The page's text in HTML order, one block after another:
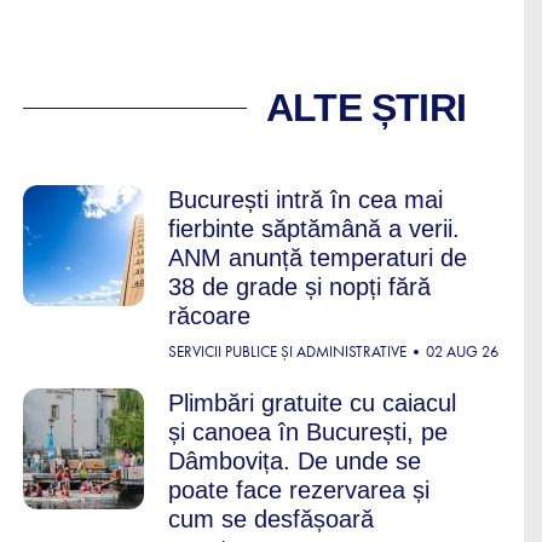
ARMENIA
ALTE ȘTIRI
București intră în cea mai
fierbinte săptămână a verii.
ANM anunță temperaturi de
38 de grade și nopți fără
răcoare
SERVICII PUBLICE ȘI ADMINISTRATIVE 02 AUG 26
Plimbări gratuite cu caiacul
și canoea în București, pe
Dâmbovița. De unde se
poate face rezervarea și
cum se desfășoară